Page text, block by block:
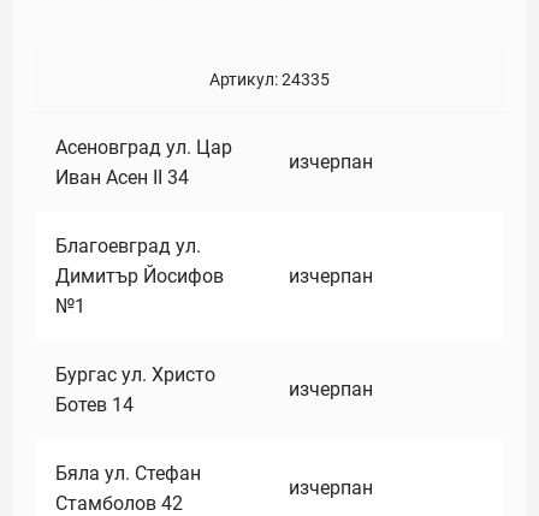
Артикул:24335
Асеновград ул. Цар
Иван Асен II 34
изчерпан
Благоевград ул.
Димитър Йосифов
№1
изчерпан
Бургас ул. Христо
Ботев 14
изчерпан
Бяла ул. Стефан
Стамболов 42
изчерпан